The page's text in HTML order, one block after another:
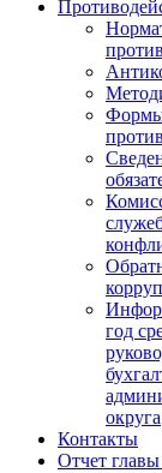
Формы
год
округа
Контакты
Отчет